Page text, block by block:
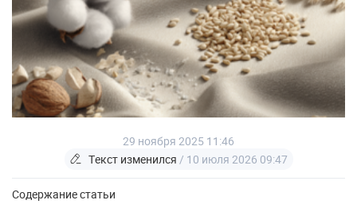
29 ноября 2025 11:46
Текст изменился / 10 июля 2026 09:47
Содержание статьи